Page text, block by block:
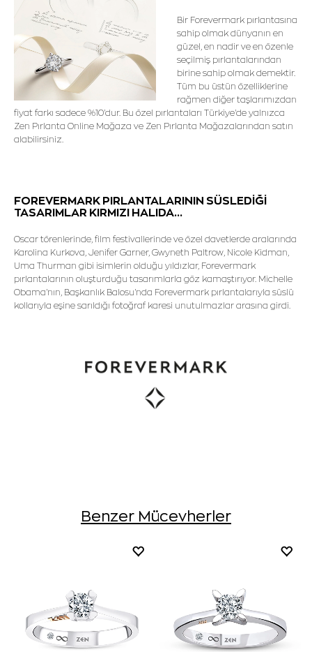
Bir Forevermark pırlantasına
sahip olmak dünyanın en
güzel, en nadir ve en özenle
seçilmiş pırlantalarından
birine sahip olmak demektir.
Tüm bu üstün özelliklerine
rağmen diğer taşlarımızdan
fiyat farkı sadece %10'dur. Bu özel pırlantaları Türkiye'de yalnızca
Zen Pırlanta Online Mağaza ve Zen Pırlanta Mağazalarından satın
alabilirsiniz.
FOREVERMARK PIRLANTALARININ SÜSLEDİĞİ
TASARIMLAR KIRMIZI HALIDA...
Oscar törenlerinde, film festivallerinde ve özel davetlerde aralarında
Karolina Kurkova, Jenifer Garner, Gwyneth Paltrow, Nicole Kidman,
Uma Thurman gibi isimlerin olduğu yıldızlar, Forevermark
pırlantalarının oluşturduğu tasarımlarla göz kamaştırıyor. Michelle
Obama'nın, Başkanlık Balosu'nda Forevermark pırlantalarıyla süslü
kollarıyla eşine sarıldığı fotoğraf karesi unutulmazlar arasına girdi.
Benzer Mücevherler